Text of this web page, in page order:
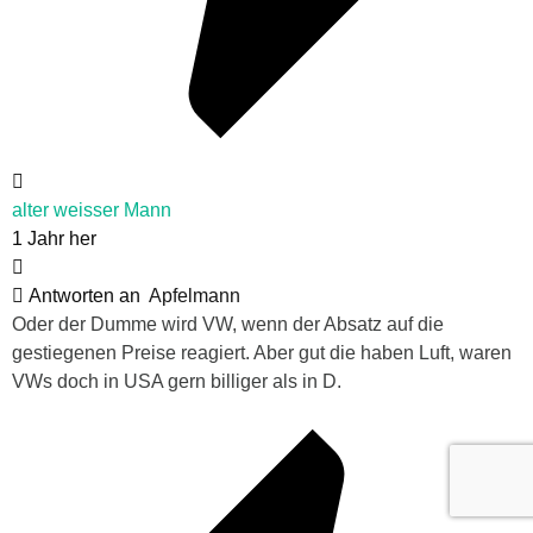
alter weisser Mann
1 Jahr her
Antworten an Apfelmann
Oder der Dumme wird VW, wenn der Absatz auf die
gestiegenen Preise reagiert. Aber gut die haben Luft, waren
VWs doch in USA gern billiger als in D.